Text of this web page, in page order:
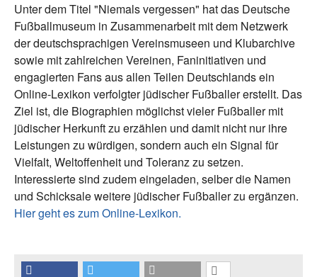
Unter dem Titel "Niemals vergessen" hat das Deutsche
Fußballmuseum in Zusammenarbeit mit dem Netzwerk
der deutschsprachigen Vereinsmuseen und Klubarchive
sowie mit zahlreichen Vereinen, Faninitiativen und
engagierten Fans aus allen Teilen Deutschlands ein
Online-Lexikon verfolgter jüdischer Fußballer erstellt. Das
Ziel ist, die Biographien möglichst vieler Fußballer mit
jüdischer Herkunft zu erzählen und damit nicht nur ihre
Leistungen zu würdigen, sondern auch ein Signal für
Vielfalt, Weltoffenheit und Toleranz zu setzen.
Interessierte sind zudem eingeladen, selber die Namen
und Schicksale weitere jüdischer Fußballer zu ergänzen.
Hier geht es zum Online-Lexikon.